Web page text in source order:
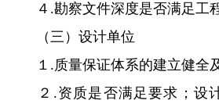
４.勘察文件深度是否满足工程
（三）设计单位
１.质量保证体系的建立健全及
２.资质是否满足要求；设计